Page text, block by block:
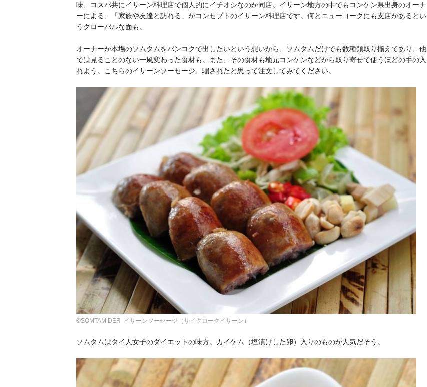
味、コスパ共にイサーン料理店で個人的にイチオシなのが同店。イサーン地方の中でもコンケン県出身のオーナ
ーによる、「家族や友達と訪れる」がコンセプトのイサーン料理店です。何とニューヨークにも支店があるとい
うグローバルな面も。
オーナーが本場のソムタムをバンコクで出したいという想いから、ソムタムだけでも数種類取り揃えてあり、他
では見ることのない一風変わった食材も。また、その食材も地元コンケンなどから取り寄せて使うほどの手の入
れよう。こちらのイサーンソーセージ、騙されたと思って注文してみてください。
©SOMTAM DER イサーンソーセージ（サイクロークイサーン）
ソムタムはタイ人女子のダイエットの味方。カイケム（塩漬けした卵）入りのものが人気だそう。